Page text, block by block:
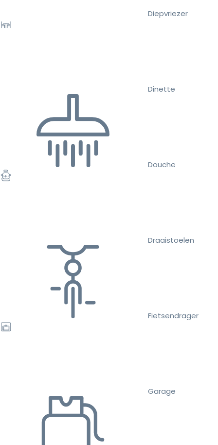
Diepvriezer
Dinette
Douche
Draaistoelen
Fietsendrager
Garage